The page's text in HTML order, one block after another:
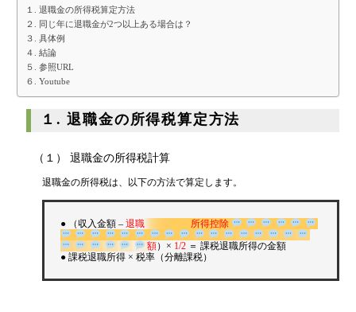
神戸オフィス
大阪オフィス
事務所概要
代表プロフィール
税金の豆知識
１. 退職金の所得税算定方法
２. 同じ年に退職金が2つ以上ある場合は？
３. 具体例
４. 結論
５. 参照URL
６. Youtube
１. 退職金の所得税算定方法
（１） 退職金の所得税計算
退職金の所得税は、以下の方法で算定します。
● （収入金額 – 退職
所得控除
額）× 1/2＝ 課税退職所得の金額
● 課税退職所得 × 税率（分離課税）